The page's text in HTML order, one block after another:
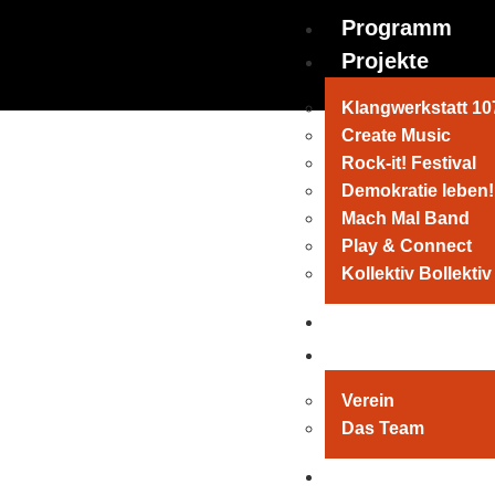
Programm
Projekte
Klangwerkstatt
Create Music
Rock-it! Festival
Demokratie leben!
Mach Mal Band
Play & Connect
Kollektiv Bollektiv
Verein
Das Team